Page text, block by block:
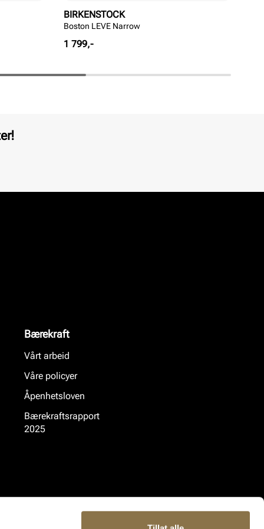
BIRKENSTOCK
Boston LEVE Narrow
Pris
1 799,-
Bærekraft
Vårt arbeid
Våre policyer
Åpenhetsloven
Bærekraftsrapport
2025